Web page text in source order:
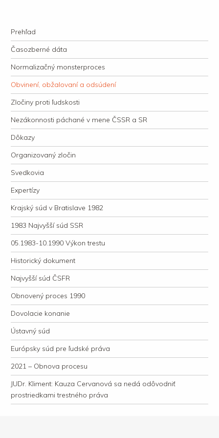
justície
Navigation
Skip to content
Prehľad
Časozberné dáta
Normalizačný monsterproces
Obvinení, obžalovaní a odsúdení
Zločiny proti ľudskosti
Nezákonnosti páchané v mene ČSSR a SR
Dôkazy
Organizovaný zločin
Svedkovia
Expertízy
Krajský súd v Bratislave 1982
1983 Najvyšší súd SSR
05.1983-10.1990 Výkon trestu
Historický dokument
Najvyšší súd ČSFR
Obnovený proces 1990
Dovolacie konanie
Ústavný súd
Európsky súd pre ľudské práva
2021 – Obnova procesu
JUDr. Kliment: Kauza Cervanová sa nedá odôvodniť
prostriedkami trestného práva